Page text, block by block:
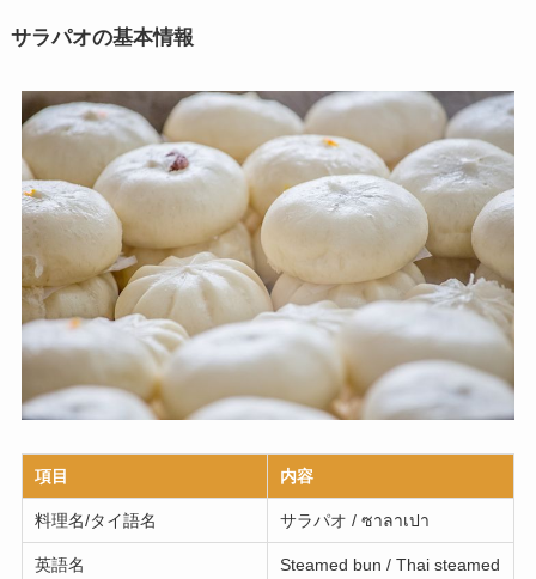
サラパオの基本情報
項目 内容
料理名/タイ語名 サラパオ / ซาลาเปา
英語名
Steamed bun / Thai steamed